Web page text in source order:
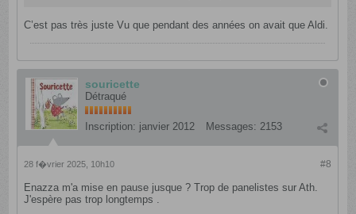
C’est pas très juste Vu que pendant des années on avait que Aldi.
souricette
Détraqué
Inscription: janvier 2012 Messages: 2153
#8
28 f�vrier 2025, 10h10
Enazza m'a mise en pause jusque ? Trop de panelistes sur Ath.
J'espère pas trop longtemps .